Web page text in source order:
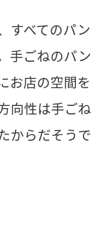
すべてのパン
手ごねのパン
お店の空間を
向性は手ごね
からだそうで